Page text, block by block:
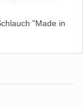
"Made in